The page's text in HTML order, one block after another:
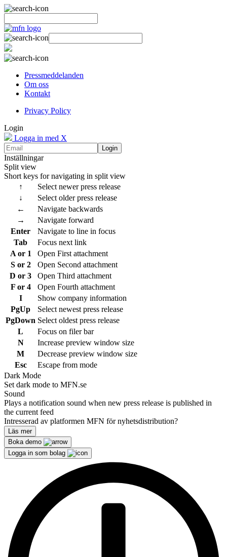
Pressmeddelanden
Om oss
Kontakt
Privacy Policy
Login
Logga in med X
Login
Inställningar
Split view
Short keys for navigating in split view
↑
Select newer press release
↓
Select older press release
←
Navigate backwards
→
Navigate forward
Enter
Navigate to line in focus
Tab
Focus next link
A or 1
Open First attachment
S or 2
Open Second attachment
D or 3
Open Third attachment
F or 4
Open Fourth attachment
I
Show company information
PgUp
Select newest press release
PgDown Select oldest press release
L
Focus on filer bar
N
Increase preview window size
M
Decrease preview window size
Esc
Escape from mode
Dark Mode
Set dark mode to MFN.se
Sound
Plays a notification sound when new press release is published in
the current feed
Intresserad av platformen MFN för nyhetsdistribution?
Läs mer
Boka demo
Logga in som bolag